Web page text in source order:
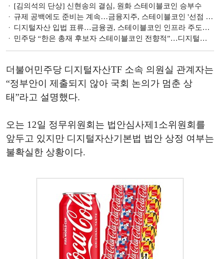
[김의석의 단상] 신현송의 결심, 원화 스테이블코인 승부수
규제 공백에도 준비는 계속…금융지주, 스테이블코인 '선점 경쟁' [스테이블코인 新지형도 ②]
디지털자산 입법 표류…금융권, 스테이블코인 인프라 주도권 '흔들' [스테이블코인 新지형도 ①]
민주당 “한은 총재 후보자 스테이블코인 전향적”…디지털자산 입법 속도전
더불어민주당 디지털자산TF 소속 의원실 관계자는
“정부안이 제출되지 않아 국회 논의가 멈춘 상
태”라고 설명했다.
오는 12일 정무위원회는 법안심사제1소위원회를
앞두고 있지만 디지털자산기본법 법안 상정 여부는
불확실한 상황이다.